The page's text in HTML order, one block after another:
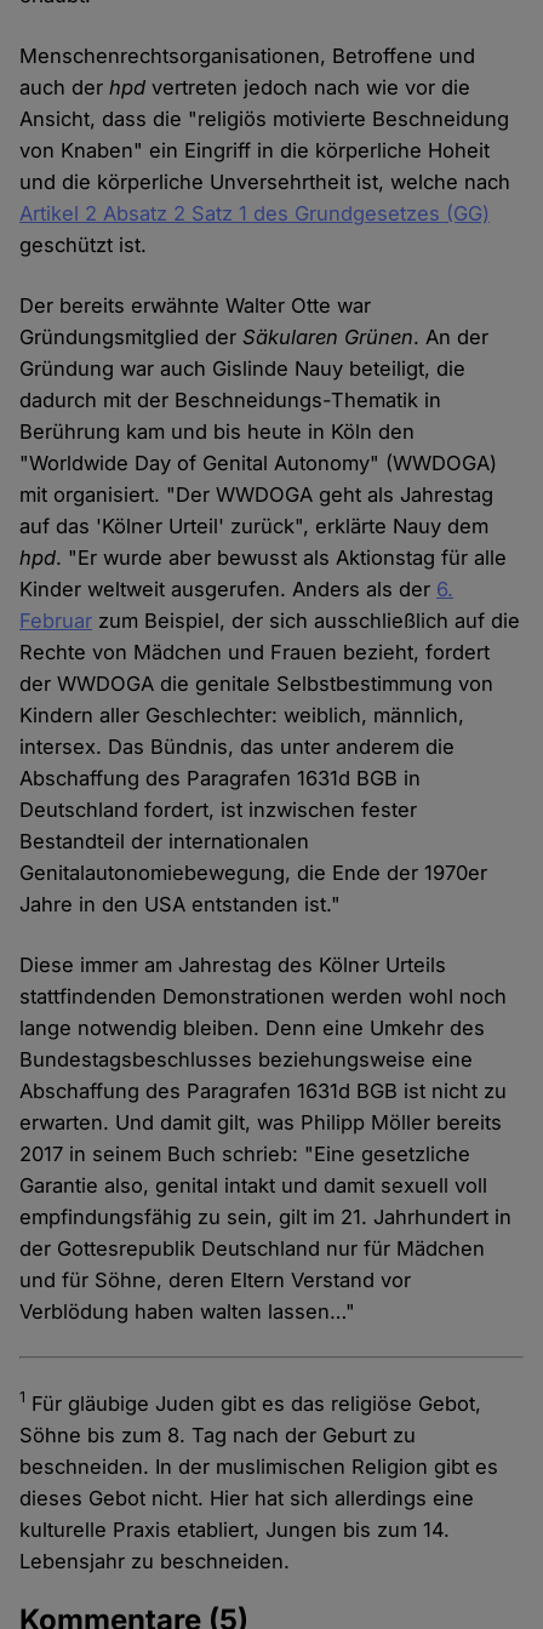
Menschenrechtsorganisationen, Betroffene und
auch derhpd vertreten jedoch nach wie vor die
Ansicht, dass die "religiös motivierte Beschneidung
von Knaben" ein Eingriff in die körperliche Hoheit
und die körperliche Unversehrtheit ist, welche nach
Artikel 2 Absatz 2 Satz 1 des Grundgesetzes (GG)
geschützt ist.
Der bereits erwähnte Walter Otte war
Gründungsmitglied derSäkularen Grünen. An der
Gründung war auch Gislinde Nauy beteiligt, die
dadurch mit der Beschneidungs-Thematik in
Berührung kam und bis heute in Köln den
"Worldwide Day of Genital Autonomy" (WWDOGA)
mit organisiert. "Der WWDOGA geht als Jahrestag
auf das 'Kölner Urteil' zurück", erklärte Nauy dem
hpd. "Er wurde aber bewusst als Aktionstag für alle
Kinder weltweit ausgerufen. Anders als der 6.
Februar zum Beispiel, der sich ausschließlich auf die
Rechte von Mädchen und Frauen bezieht, fordert
der WWDOGA die genitale Selbstbestimmung von
Kindern aller Geschlechter: weiblich, männlich,
intersex. Das Bündnis, das unter anderem die
Abschaffung des Paragrafen 1631d BGB in
Deutschland fordert, ist inzwischen fester
Bestandteil der internationalen
Genitalautonomiebewegung, die Ende der 1970er
Jahre in den USA entstanden ist."
Diese immer am Jahrestag des Kölner Urteils
stattfindenden Demonstrationen werden wohl noch
lange notwendig bleiben. Denn eine Umkehr des
Bundestagsbeschlusses beziehungsweise eine
Abschaffung des Paragrafen 1631d BGB ist nicht zu
erwarten. Und damit gilt, was Philipp Möller bereits
2017 in seinem Buch schrieb: "Eine gesetzliche
Garantie also, genital intakt und damit sexuell voll
empfindungsfähig zu sein, gilt im 21. Jahrhundert in
der Gottesrepublik Deutschland nur für Mädchen
und für Söhne, deren Eltern Verstand vor
Verblödung haben walten lassen…"
1 Für gläubige Juden gibt es das religiöse Gebot,
Söhne bis zum 8. Tag nach der Geburt zu
beschneiden. In der muslimischen Religion gibt es
dieses Gebot nicht. Hier hat sich allerdings eine
kulturelle Praxis etabliert, Jungen bis zum 14.
Lebensjahr zu beschneiden.
Kommentare (5)